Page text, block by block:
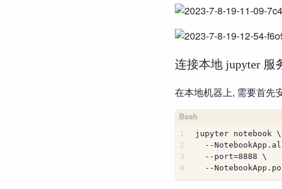
连接本地 jupyter 服
在本地机器上, 需要首先
1
2
3
4
jupyter notebook \
--
  --port=8888 \
--